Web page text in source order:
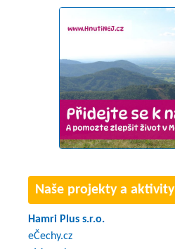
Naše projekty a aktivity
Hamri Plus s.r.o.
eČechy.cz